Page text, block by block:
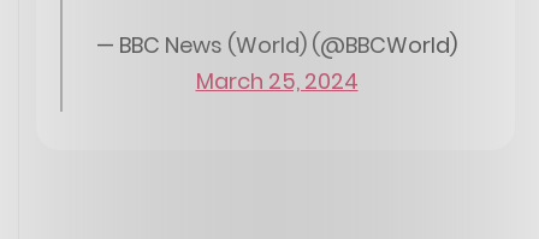
— BBC News (World) (@BBCWorld)
March 25, 2024